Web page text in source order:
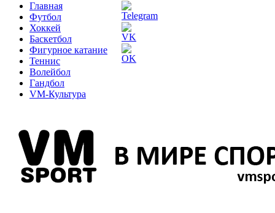
Главная
Футбол
Хоккей
Баскетбол
Фигурное катание
Теннис
Волейбол
Гандбол
VM-Культура